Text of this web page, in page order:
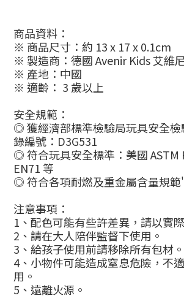
商品資料：
※ 商品尺寸：約 13 x 17 x 0.1cm
※ 製造商：德國 Avenir Kids 艾維
※ 產地：中國
※ 適齡： 3 歲以上
安全規範：
◎ 獲經濟部標準檢驗局玩具安全
錄編號：D3G531
◎ 符合玩具安全標準：美國 ASTM
EN71 等
◎ 符合各項耐燃及重金屬含量規範
注意事項：
1、配色可能有些許差異，請以實
2、請在大人陪伴監督下使用。
3、給孩子使用前請移除所有包材。
4、小物件可能造成窒息危險，不
用。
5、遠離火源。